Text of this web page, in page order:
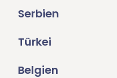
Serbien
Türkei
Belgien